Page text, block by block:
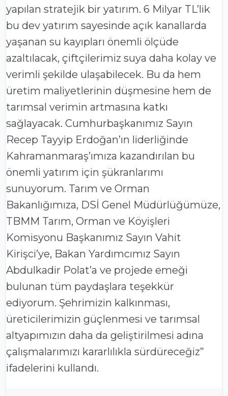
yapılan stratejik bir yatırım. 6 Milyar TL’lik
bu dev yatırım sayesinde açık kanallarda
yaşanan su kayıpları önemli ölçüde
azaltılacak, çiftçilerimiz suya daha kolay ve
verimli şekilde ulaşabilecek. Bu da hem
üretim maliyetlerinin düşmesine hem de
tarımsal verimin artmasına katkı
sağlayacak. Cumhurbaşkanımız Sayın
Recep Tayyip Erdoğan’ın liderliğinde
Kahramanmaraş’ımıza kazandırılan bu
önemli yatırım için şükranlarımı
sunuyorum. Tarım ve Orman
Bakanlığımıza, DSİ Genel Müdürlüğümüze,
TBMM Tarım, Orman ve Köyişleri
Komisyonu Başkanımız Sayın Vahit
Kirişci’ye, Bakan Yardımcımız Sayın
Abdulkadir Polat’a ve projede emeği
bulunan tüm paydaşlara teşekkür
ediyorum. Şehrimizin kalkınması,
üreticilerimizin güçlenmesi ve tarımsal
altyapımızın daha da geliştirilmesi adına
çalışmalarımızı kararlılıkla sürdüreceğiz”
ifadelerini kullandı.